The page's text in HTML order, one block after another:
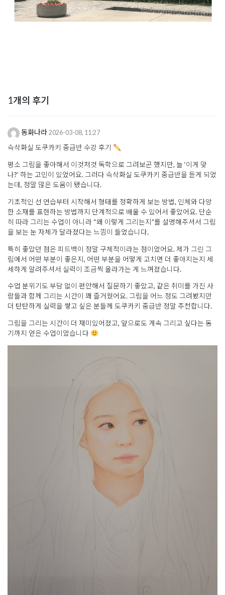
1개의 후기
동화나라 2026-03-08, 11:27
슥삭화실 도쿠카키 중급반 수강 후기
평소 그림을 좋아해서 이것저것 독학으로 그려보곤 했지만, 늘 ‘이게 맞
나?’ 하는 고민이 있었어요. 그러다 슥삭화실 도쿠카키 중급반을 듣게 되었
는데, 정말 많은 도움이 됐습니다.
기초적인 선 연습부터 시작해서 형태를 정확하게 보는 방법, 인체와 다양
한 소재를 표현하는 방법까지 단계적으로 배울 수 있어서 좋았어요. 단순
히 따라 그리는 수업이 아니라 “왜 이렇게 그리는지”를 설명해주셔서 그림
을 보는 눈 자체가 달라졌다는 느낌이 들었습니다.
특히 좋았던 점은 피드백이 정말 구체적이라는 점이었어요. 제가 그린 그
림에서 어떤 부분이 좋은지, 어떤 부분을 어떻게 고치면 더 좋아지는지 세
세하게 알려주셔서 실력이 조금씩 올라가는 게 느껴졌습니다.
수업 분위기도 부담 없이 편안해서 질문하기 좋았고, 같은 취미를 가진 사
람들과 함께 그리는 시간이 꽤 즐거웠어요. 그림을 어느 정도 그려봤지만
더 탄탄하게 실력을 쌓고 싶은 분들께 도쿠카키 중급반 정말 추천합니다.
그림을 그리는 시간이 더 재미있어졌고, 앞으로도 계속 그리고 싶다는 동
기까지 얻은 수업이었습니다